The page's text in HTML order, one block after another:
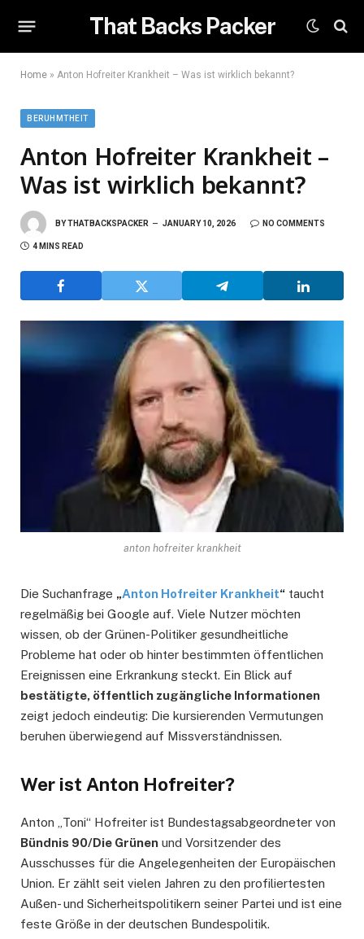
That Backs Packer
Home » Anton Hofreiter Krankheit – Was ist wirklich bekannt?
BERUHMTHEIT
Anton Hofreiter Krankheit –
Was ist wirklich bekannt?
BYTHATBACKSPACKER JANUARY 10, 2026 NO COMMENTS
4 MINS READ
anton hofreiter krankheit
Die Suchanfrage „Anton Hofreiter Krankheit“ taucht
regelmäßig bei Google auf. Viele Nutzer möchten
wissen, ob der Grünen-Politiker gesundheitliche
Probleme hat oder ob hinter bestimmten öffentlichen
Ereignissen eine Erkrankung steckt. Ein Blick auf
bestätigte, öffentlich zugängliche Informationen
zeigt jedoch eindeutig: Die kursierenden Vermutungen
beruhen überwiegend auf Missverständnissen.
Wer ist Anton Hofreiter?
Anton „Toni“ Hofreiter ist Bundestagsabgeordneter von
Bündnis 90/Die Grünen und Vorsitzender des
Ausschusses für die Angelegenheiten der Europäischen
Union. Er zählt seit vielen Jahren zu den profiliertesten
Außen- und Sicherheitspolitikern seiner Partei und ist eine
feste Größe in der deutschen Bundespolitik.